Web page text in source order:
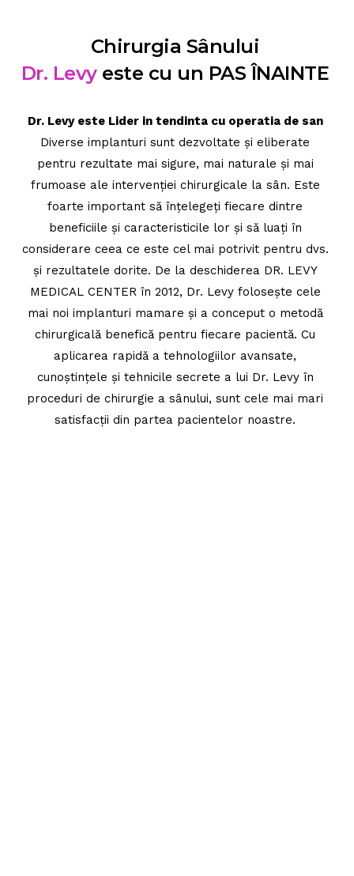
Chirurgia Sânului
Dr. Levyeste cu un PAS ÎNAINTE
Dr. Levy este Lider in tendinta cu operatia de san
Diverse implanturi sunt dezvoltate și eliberate
pentru rezultate mai sigure, mai naturale și mai
frumoase ale intervenției chirurgicale la sân. Este
foarte important să înțelegeți fiecare dintre
beneficiile și caracteristicile lor și să luați în
considerare ceea ce este cel mai potrivit pentru dvs.
și rezultatele dorite. De la deschiderea DR. LEVY
MEDICAL CENTER în 2012, Dr. Levy folosește cele
mai noi implanturi mamare și a conceput o metodă
chirurgicală benefică pentru fiecare pacientă. Cu
aplicarea rapidă a tehnologiilor avansate,
cunoștințele și tehnicile secrete a lui Dr. Levy în
proceduri de chirurgie a sânului, sunt cele mai mari
satisfacții din partea pacientelor noastre.